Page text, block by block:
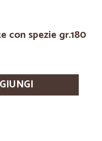
con spezie gr.180